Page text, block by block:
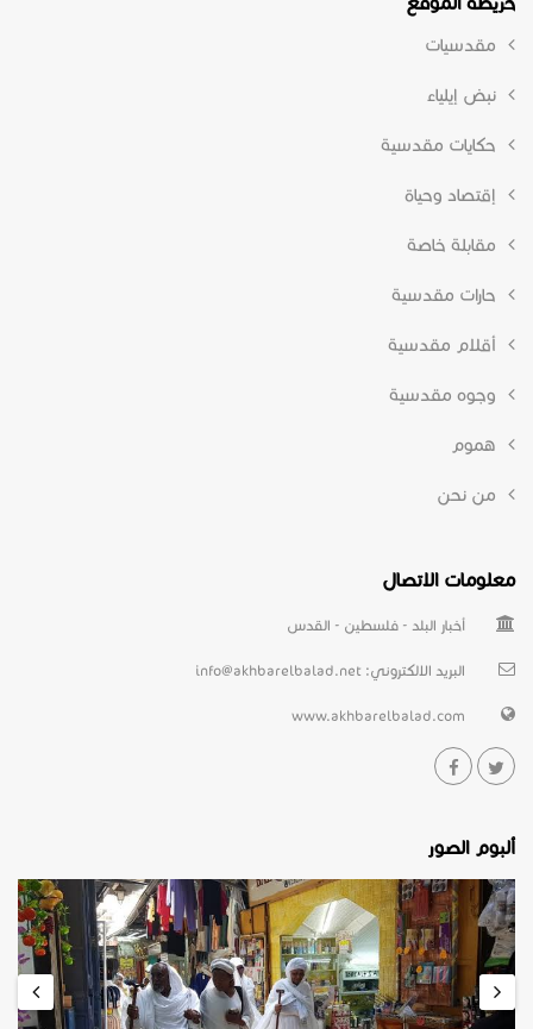
مقدسيات
نبض إيلياء
حكايات مقدسية
إقتصاد وحياة
مقابلة خاصة
حارات مقدسية
أقلام مقدسية
وجوه مقدسية
هموم
من نحن
معلومات الاتصال
أخبار البلد - فلسطين - القدس
البريد الالكتروني: info@akhbarelbalad.net
www.akhbarelbalad.com
ألبوم الصور